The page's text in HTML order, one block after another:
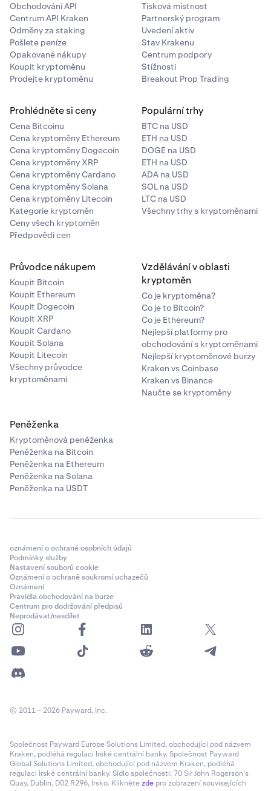
Obchodování API
Centrum API Kraken
Odměny za staking
Pošlete peníze
Opakované nákupy
Koupit kryptoměnu
Prodejte kryptoměnu
Tisková místnost
Partnerský program
Uvedení aktiv
Stav Krakenu
Centrum podpory
Stížnosti
Breakout Prop Trading
Prohlédněte si ceny
Cena Bitcoinu
Cena kryptoměny Ethereum
Cena kryptoměny Dogecoin
Cena kryptoměny XRP
Cena kryptoměny Cardano
Cena kryptoměny Solana
Cena kryptoměny Litecoin
Kategorie kryptoměn
Ceny všech kryptoměn
Předpovědi cen
Populární trhy
BTC na USD
ETH na USD
DOGE na USD
ETH na USD
ADA na USD
SOL na USD
LTC na USD
Všechny trhy s kryptoměnami
Průvodce nákupem
Koupit Bitcoin
Koupit Ethereum
Koupit Dogecoin
Koupit XRP
Koupit Cardano
Koupit Solana
Koupit Litecoin
Všechny průvodce
kryptoměnami
Vzdělávání v oblasti
kryptoměn
Co je kryptoměna?
Co je to Bitcoin?
Co je Ethereum?
Nejlepší platformy pro
obchodování s kryptoměnami
Nejlepší kryptoměnové burzy
Kraken vs Coinbase
Kraken vs Binance
Naučte se kryptoměny
Peněženka
Kryptoměnová peněženka
Peněženka na Bitcoin
Peněženka na Ethereum
Peněženka na Solana
Peněženka na USDT
oznámení o ochraně osobních údajů
Podmínky služby
Nastavení souborů cookie
Oznámení o ochraně soukromí uchazečů
Oznámení
Pravidla obchodování na burze
Centrum pro dodržování předpisů
Neprodávat/nesdílet
© 2011 – 2026 Payward, Inc.
Společnost Payward Europe Solutions Limited, obchodující pod názvem
Kraken, podléhá regulaci Irské centrální banky. Společnost Payward
Global Solutions Limited, obchodující pod názvem Kraken, podléhá
regulaci Irské centrální banky. Sídlo společnosti: 70 Sir John Rogerson’s
Quay, Dublin, D02 R296, Irsko. Kliknětezde pro zobrazení souvisejících